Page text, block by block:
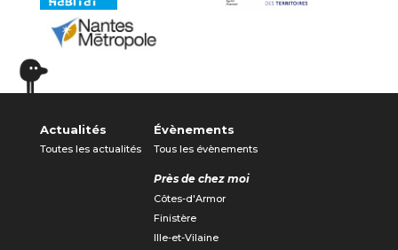
Actualités
Toutes les actualités
Évènements
Tous les évènements
Près de chez moi
Côtes-d'Armor
Finistère
Ille-et-Vilaine